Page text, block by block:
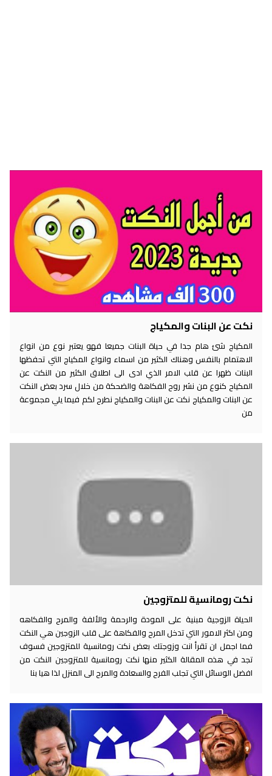
نكت عن البنات والمكياج
المكياج شئ هام جدا في حياة البنات جميعا فهو يعتبر نوع من انواع
الاهتمام بالنفس وهناك الكثير من اسماء وانواع المكياج التي تحفظها
البنات ظهرا عن قلب الامر الذي ادى الى اطلاق الكثير من النكت عن
المكياح كنوع من نشر روح الفكاهة والضحكة من خلال سرد بعض النكت
عن البنات والمكياج نكت عن البنات والمكياج نطرح لكم فيما يلي مجموعة
من
نكت رومانسية للمتزوجين
الحياة الزوجية مبنية على المودة والرحمة والألفة والمرح والفكاهه
ومن اكثر الامور التي تدخل المرح والفكاهة على قلب الزوجين هي النكت
فما اجمل ان تقرأ انت وزوجتك بعض نكت رومانسية للمتزوجين فسوف
تجد في هذه المقالة الكثير منها نكت رومانسية للمتزوجين النكت من
افضل الوسائل التي تجلب الفرح والسعادة والمرح الى المنزل لذا هيا بنا